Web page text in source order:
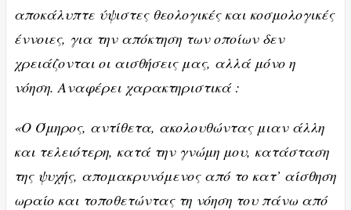
αποκάλυπτε ύψιστες θεολογικές και κοσμολογικές
έννοιες, για την απόκτηση των οποίων δεν
χρειάζονται οι αισθήσεις μας, αλλά μόνο η
νόηση. Αναφέρει χαρακτηριστικά :
«Ο Όμηρος, αντίθετα, ακολουθώντας μιαν άλλη
και τελειότερη, κατά την γνώμη μου, κατάσταση
της ψυχής, απομακρυνόμενος από το κατ’ αίσθηση
ωραίο και τοποθετώντας τη νόηση του πάνω από